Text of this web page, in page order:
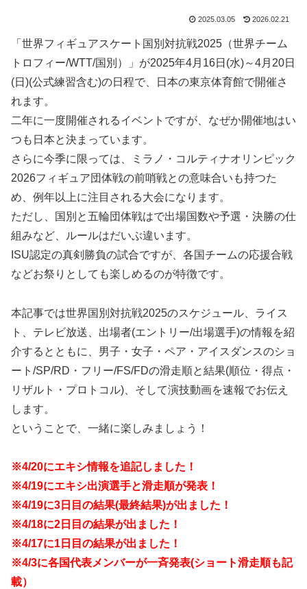
2025.03.05 2026.02.21
「世界フィギュアスケート国別対抗戦2025（世界チーム
トロフィー/WTT/国別）」が2025年4月16日(水)～4月20日
(日)(公式練習含む)の日程で、日本の東京体育館で開催さ
れます。
二年に一度開催されるイベントですが、なぜか開催地はい
つも日本と決まっています。
さらに今季に限っては、ミラノ・コルティナオリンピック
2026フィギュア団体戦の前哨戦との意味合いも持つた
め、例年以上に注目される大会になります。
ただし、国別と五輪団体戦はで出場国数や予選・決勝の仕
組みなど、ルールはだいぶ違います。
ISU認定の真剣勝負の試合ですが、各国チームの応援合戦
などお祭りとしても楽しめるのが特徴です。
本記事では世界国別対抗戦2025のスケジュール、ライス
ト、テレビ放送、出場者(エントリー/出場選手)の情報を紹
介するとともに、男子・女子・ペア・アイスダンスのショ
ート/SP/RD・フリー/FS/FDの滑走順と結果(順位・得点・
リザルト・プロトコル)、そして演技動画を速報でお伝え
します。
ということで、一緒に楽しみましょう！
※4/20にエキシ情報を追記しました！
※4/19にエキシ出演選手と滑走順が発表！
※4/19に3日目の結果(最終結果)が出ました！
※4/18に2日目の結果が出ました！
※4/17に1日目の結果が出ました！
※4/3に各国代表メンバーが一斉発表(ショート滑走順も記
載）